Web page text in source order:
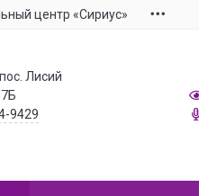
центр «Сириус»
Лисий
9429